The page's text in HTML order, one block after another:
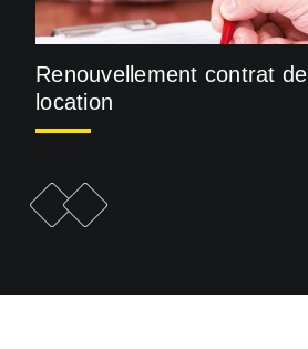
F
i
c
h
e
p
r
é
c
é
d
e
n
t
e
F
i
c
h
e
s
u
i
v
a
n
te
Renouvellement contrat de
location